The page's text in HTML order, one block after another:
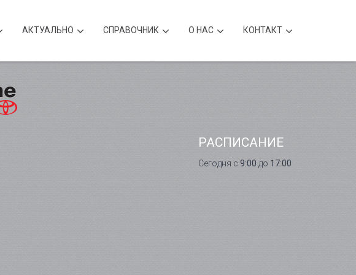
АКТУАЛЬНО CПРАВОЧНИК О НАС КОНТАКТ
РАСПИСАНИЕ
Сегодня с 9:00 до 17:00